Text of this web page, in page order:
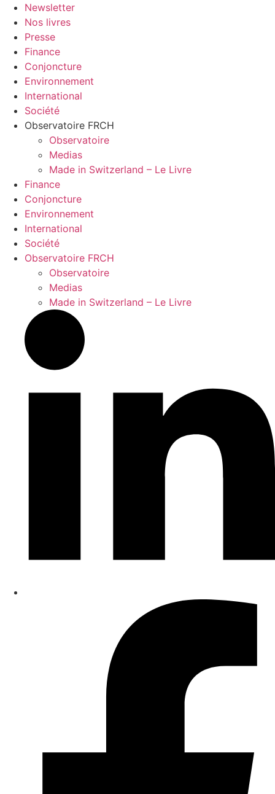
Newsletter
Nos livres
Presse
Finance
Conjoncture
Environnement
International
Société
Observatoire FRCH
Observatoire
Medias
Made in Switzerland – Le Livre
Finance
Conjoncture
Environnement
International
Société
Observatoire FRCH
Observatoire
Medias
Made in Switzerland – Le Livre